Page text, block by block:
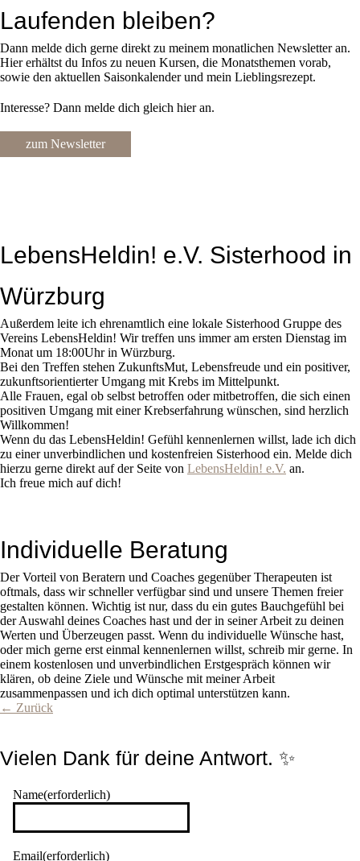
Laufenden bleiben?
Dann melde dich gerne direkt zu meinem monatlichen Newsletter an.
Hier erhältst du Infos zu neuen Kursen, die Monatsthemen vorab,
sowie den aktuellen Saisonkalender und mein Lieblingsrezept.
Interesse? Dann melde dich gleich hier an.
zum Newsletter
LebensHeldin! e.V. Sisterhood in
Würzburg
Außerdem leite ich ehrenamtlich eine lokale Sisterhood Gruppe des
Vereins LebensHeldin! Wir treffen uns immer am ersten Dienstag im
Monat um 18:00Uhr in Würzburg.
Bei den Treffen stehen ZukunftsMut, Lebensfreude und ein positiver,
zukunftsorientierter Umgang mit Krebs im Mittelpunkt.
Alle Frauen, egal ob selbst betroffen oder mitbetroffen, die sich einen
positiven Umgang mit einer Krebserfahrung wünschen, sind herzlich
Willkommen!
Wenn du das LebensHeldin! Gefühl kennenlernen willst, lade ich dich
zu einer unverbindlichen und kostenfreien Sisterhood ein. Melde dich
hierzu gerne direkt auf der Seite von LebensHeldin! e.V. an.
Ich freue mich auf dich!
Individuelle Beratung
Der Vorteil von Beratern und Coaches gegenüber Therapeuten ist
oftmals, dass wir schneller verfügbar sind und unsere Themen freier
gestalten können. Wichtig ist nur, dass du ein gutes Bauchgefühl bei
der Auswahl deines Coaches hast und der in seiner Arbeit zu deinen
Werten und Überzeugen passt. Wenn du individuelle Wünsche hast,
oder mich gerne erst einmal kennenlernen willst, schreib mir gerne. In
einem kostenlosen und unverbindlichen Erstgespräch können wir
klären, ob deine Ziele und Wünsche mit meiner Arbeit
zusammenpassen und ich dich optimal unterstützen kann.
← Zurück
Vielen Dank für deine Antwort. ✨
Name(erforderlich)
Email(erforderlich)